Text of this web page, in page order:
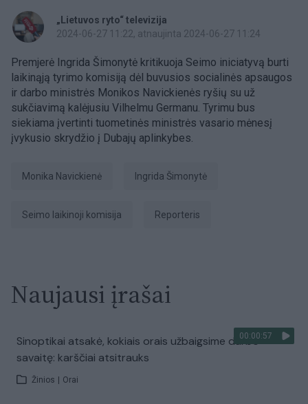
„Lietuvos ryto“ televizija
2024-06-27 11:22, atnaujinta 2024-06-27 11:24
Premjerė Ingrida Šimonytė kritikuoja Seimo iniciatyvą burti
laikinąją tyrimo komisiją dėl buvusios socialinės apsaugos
ir darbo ministrės Monikos Navickienės ryšių su už
sukčiavimą kalėjusiu Vilhelmu Germanu. Tyrimu bus
siekiama įvertinti tuometinės ministrės vasario mėnesį
įvykusio skrydžio į Dubajų aplinkybes.
Monika Navickienė Ingrida Šimonytė
Seimo laikinoji komisija Reporteris
Naujausi įrašai
00:00:57
Sinoptikai atsakė, kokiais orais užbaigsime darbo
savaitę: karščiai atsitrauks
Žinios Orai